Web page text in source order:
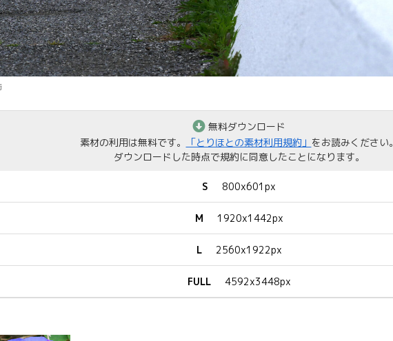
無料ダウンロード
素材の利用は無料です。
「とりほとの素材利用規約」 をお読みください。
ダウンロードした時点で規約に同意したことになります。
S 800x601px
M 1920x1442px
L 2560x1922px
FULL 4592x3448px